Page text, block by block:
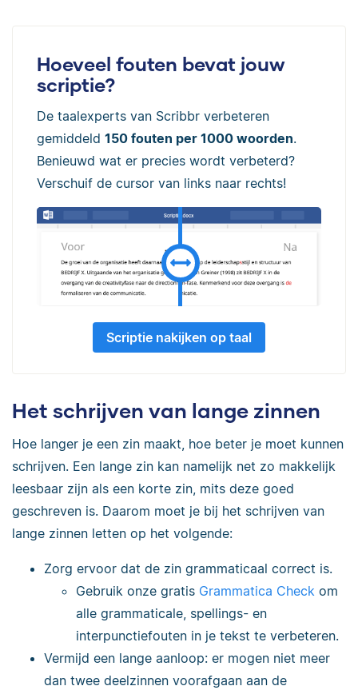
Hoeveel fouten bevat jouw
scriptie?
De taalexperts van Scribbr verbeteren
gemiddeld 150 fouten per 1000 woorden.
Benieuwd wat er precies wordt verbeterd?
Verschuif de cursor van links naar rechts!
Scriptie nakijken op taal
Het schrijven van lange zinnen
Hoe langer je een zin maakt, hoe beter je moet kunnen
schrijven. Een lange zin kan namelijk net zo makkelijk
leesbaar zijn als een korte zin, mits deze goed
geschreven is. Daarom moet je bij het schrijven van
lange zinnen letten op het volgende:
Zorg ervoor dat de zin grammaticaal correct is.
Gebruik onze gratis Grammatica Check om
alle grammaticale, spellings- en
interpunctiefouten in je tekst te verbeteren.
Vermijd een lange aanloop: er mogen niet meer
dan twee deelzinnen voorafgaan aan de